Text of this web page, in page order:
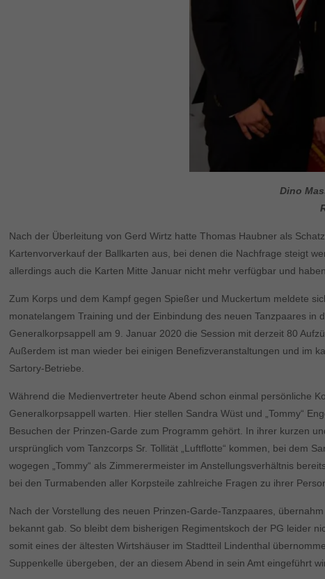
Dino
Nach der Überleitung von Gerd Wirtz hatte Thomas Haubner als
Kartenvorverkauf der Ballkarten aus, bei denen die Nachfrage steigt
allerdings auch die Karten Mitte Januar nicht mehr verfügbar und
Zum Korps und dem Kampf gegen Spießer und Muckertum meldete
monatelangem Training und der Einbindung des neuen Tanzpaares
Generalkorpsappell am 9. Januar 2020 die Session mit derzeit 80
Außerdem ist man wieder bei einigen Benefizveranstaltungen und im
Sartory-Betriebe.
Während die Medienvertreter heute Abend schon einmal persönliche
Generalkorpsappell warten. Hier stellen Sandra Wüst und „Tommy“
Besuchen der Prinzen-Garde zum Programm gehört. In ihrer kurzen
ursprünglich vom Tanzcorps Sr. Tollität „Luftflotte“ kommen, bei dem
wogegen „Tommy“ als Zimmerermeister im Anstellungsverhältnis
bei den Turmabenden aller Korpsteile zahlreiche Fragen zu ihrer
Nach der Vorstellung des neuen Prinzen-Garde-Tanzpaares,
bekannt gab. So bleibt dem bisherigen Regimentskoch der PG leider
somit eines der ältesten Wirtshäuser im Stadtteil Lindenthal
Suppenkelle übergeben, der an diesem Abend in sein Amt eingeführt